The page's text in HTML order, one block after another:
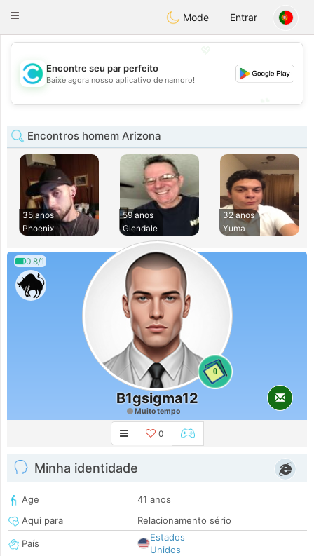
olombiaCitas
Toggle
Mode Entrar
💖
💕
Encontre seu par perfeito
Baixe agora nosso aplicativo de namoro!
Encontros homem Arizona
35 anos
Phoenix
59 anos
Glendale
32 anos
Yuma
0.8/1
0
B1gsigma12
Muito tempo
0
Minha identidade
Age
41 anos
Aqui para
Relacionamento sério
País
Estados
Unidos